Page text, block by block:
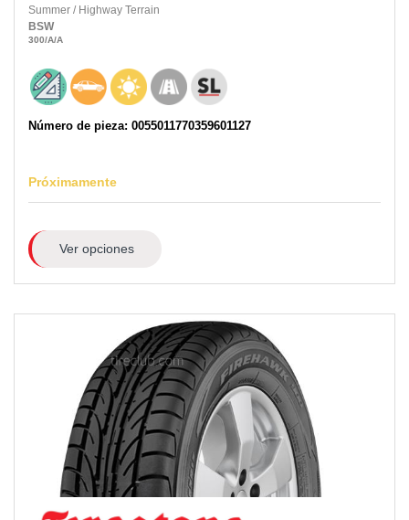
Summer / Highway Terrain
BSW
300/A/A
Número de pieza: 0055011770359601127
Próximamente
Ver opciones